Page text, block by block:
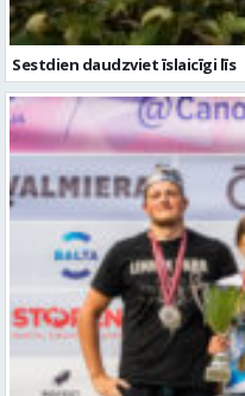
Sestdien daudzviet īslaicīgi līs